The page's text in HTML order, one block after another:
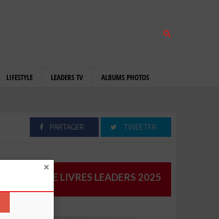
LIFESTYLE LEADERS TV ALBUMS PHOTOS
PARTAGER TWEETER
CATALOGUE LIVRES LEADERS 2025